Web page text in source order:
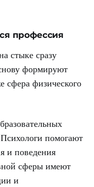
профессия
стыке сразу
формируют
сфера физического
помогают
и поведения
сферы имеют
и